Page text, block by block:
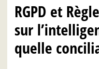
RGPD et
sur
quelle